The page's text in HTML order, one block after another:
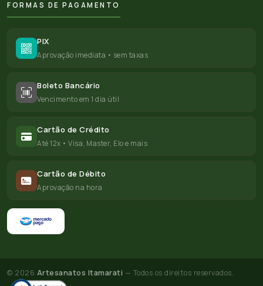
FORMAS DE PAGAMENTO
PIX
Aprovação imediata • sem taxas
Boleto Bancário
Vencimento em 1 dia útil
Cartão de Crédito
Até 12x • Visa, Master, Elo e mais
Cartão de Débito
Aprovação na hora
© 2026 Artesanatos Itamarati — Todos os direitos reservados.